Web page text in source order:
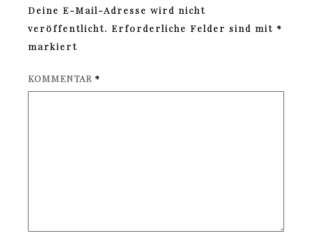
Deine E-Mail-Adresse wird nicht
veröffentlicht. Erforderliche Felder sind mit *
markiert
KOMMENTAR *